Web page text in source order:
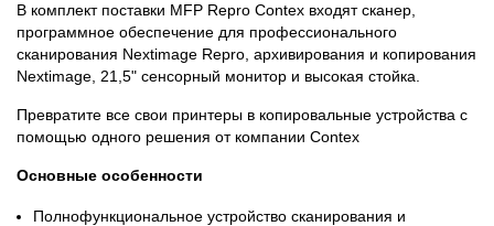
В комплект поставки MFP Repro Contex входят сканер,
программное обеспечение для профессионального
сканирования Nextimage Repro, архивирования и копирования
Nextimage, 21,5" сенсорный монитор и высокая стойка.
Превратите все свои принтеры в копировальные устройства с
помощью одного решения от компании Contex
Основные особенности
Полнофункциональное устройство сканирования и